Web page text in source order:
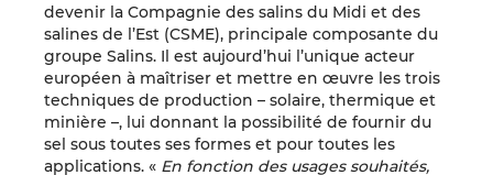
devenir la Compagnie des salins du Midi et des
salines de l’Est (CSME), principale composante du
groupe Salins. Il est aujourd’hui l’unique acteur
européen à maîtriser et mettre en œuvre les trois
techniques de production – solaire, thermique et
minière –, lui donnant la possibilité de fournir du
sel sous toutes ses formes et pour toutes les
applications. « En fonction des usages souhaités,